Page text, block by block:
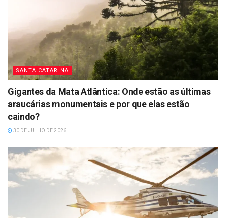
SANTA CATARINA
Gigantes da Mata Atlântica: Onde estão as últimas
araucárias monumentais e por que elas estão
caindo?
30 DE JULHO DE 2026